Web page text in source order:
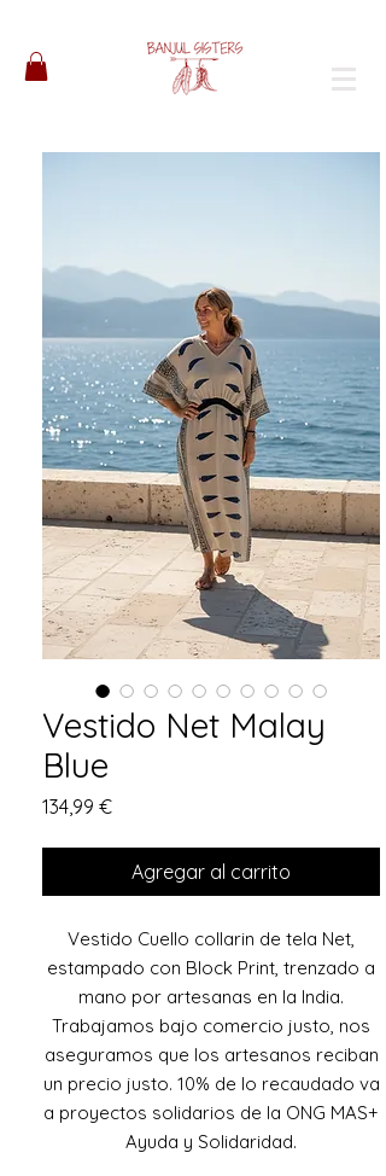
Vestido Net Malay
Blue
134,99 €Precio
Agregar al carrito
Vestido Cuello collarin de tela Net,
estampado con Block Print, trenzado a
mano por artesanas en la India.
Trabajamos bajo comercio justo, nos
aseguramos que los artesanos reciban
un precio justo. 10% de lo recaudado va
a proyectos solidarios de la ONG MAS+
Ayuda y Solidaridad.